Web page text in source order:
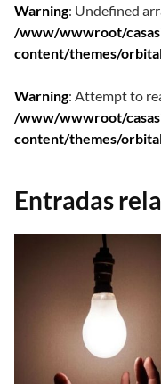
Warning: Undefined
/www/wwwroot/
content/themes/
Warning: Attempt to
/www/wwwroot/
content/themes/
Entradas